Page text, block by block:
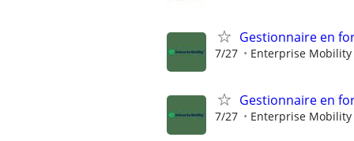
Gestionnaire en
7/27 Enterprise Mobility
Gestionnaire en
7/27 Enterprise Mobility